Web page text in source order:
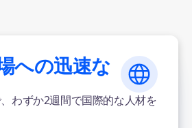
への迅速な
わずか2週間で国際的な人材を